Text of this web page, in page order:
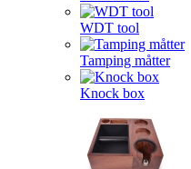
WDT tool
Tamping måtter
Knock box